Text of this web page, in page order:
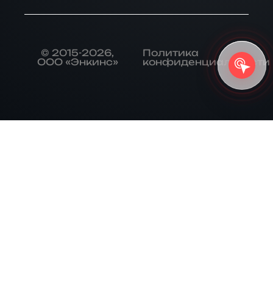
© 2015-2026,
ООО «Энкинс»
Политика
конфиденциальности